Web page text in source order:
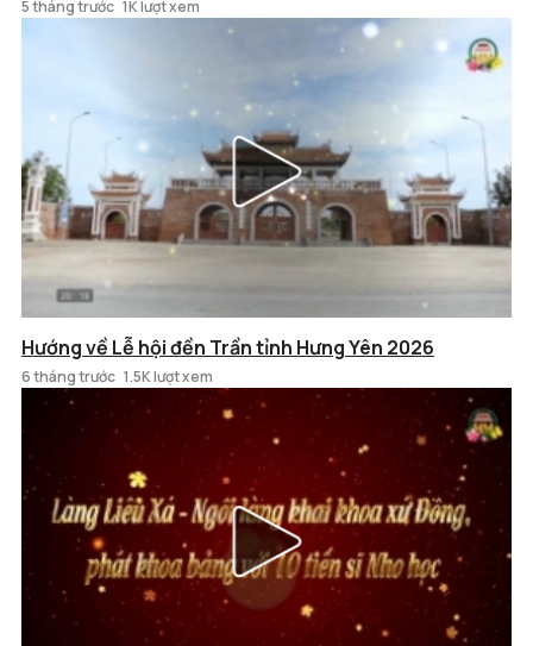
5 tháng trước 1K lượt xem
Hướng về Lễ hội đền Trần tỉnh Hưng Yên 2026
6 tháng trước 1.5K lượt xem